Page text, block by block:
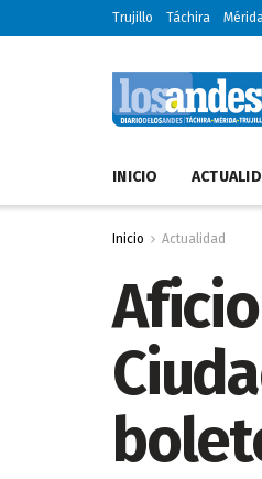
Trujillo Táchira
INICIO
Inicio Actualidad